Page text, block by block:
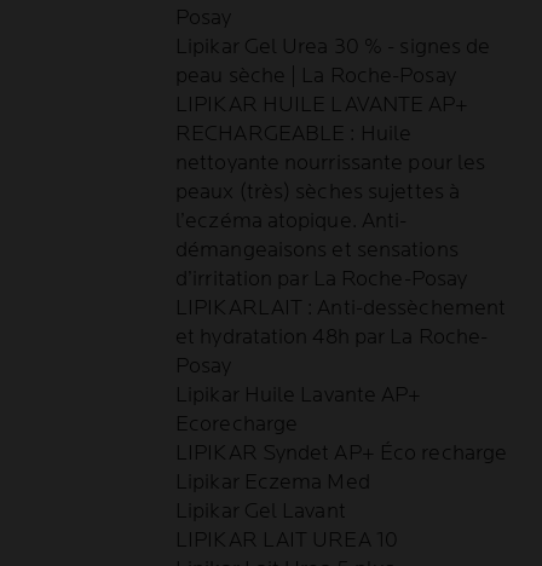
Posay
Lipikar Gel Urea 30 % - signes de
peau sèche | La Roche-Posay
LIPIKAR HUILE LAVANTE AP+
RECHARGEABLE​ : Huile
nettoyante nourrissante pour les
peaux (très) sèches sujettes à
l’eczéma atopique. Anti-
démangeaisons et sensations
d’irritation par La Roche-Posay
LIPIKARLAIT : Anti-dessèchement
et hydratation 48h par La Roche-
Posay
Lipikar Huile Lavante AP+
Ecorecharge
LIPIKAR Syndet AP+ Éco recharge
Lipikar Eczema Med
Lipikar Gel Lavant
LIPIKAR LAIT UREA 10